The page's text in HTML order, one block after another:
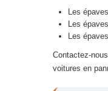
Les
Les
Les
Contactez-
voitures en